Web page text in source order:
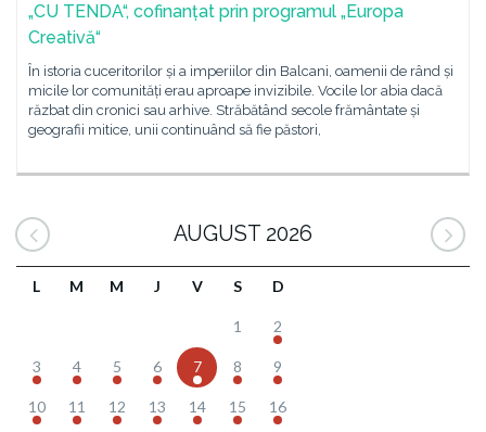
„CU TENDA“, cofinanțat prin programul „Europa
Creativă“
În istoria cuceritorilor și a imperiilor din Balcani, oamenii de rând și
micile lor comunități erau aproape invizibile. Vocile lor abia dacă
răzbat din cronici sau arhive. Străbătând secole frământate și
geografii mitice, unii continuând să fie păstori,
AUGUST 2026
L M M J V S D
1 2
3 4 5 6 7 8 9
10 11 12 13 14 15 16